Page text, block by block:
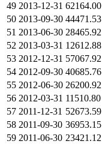
49 2013-12-31 62164.00
50 2013-09-30 44471.53
51 2013-06-30 28465.92
52 2013-03-31 12612.88
53 2012-12-31 57067.92
54 2012-09-30 40685.76
55 2012-06-30 26200.92
56 2012-03-31 11510.80
57 2011-12-31 52673.59
58 2011-09-30 36953.15
59 2011-06-30 23421.12